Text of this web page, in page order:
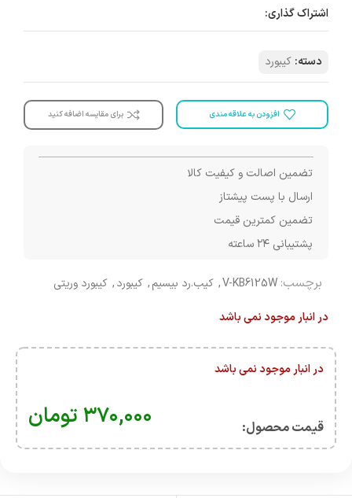
اشتراک گذاری:
دسته: کیبورد
افزودن به علاقه مندی برای مقایسه اضافه کنید
تضمین اصالت و کیفیت کالا
ارسال با پست پیشتاز
تضمین کمترین قیمت
پشتیبانی ۲۴ ساعته
برچسب: V-KB6125W
, کیب.رد بیسیم, کیبورد, کیبورد وریتی
در انبار موجود نمی باشد
در انبار موجود نمی باشد
قیمت محصول:​ ۳۷۰,۰۰۰ تومان